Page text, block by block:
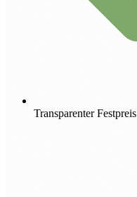
Transparenter Festpreis